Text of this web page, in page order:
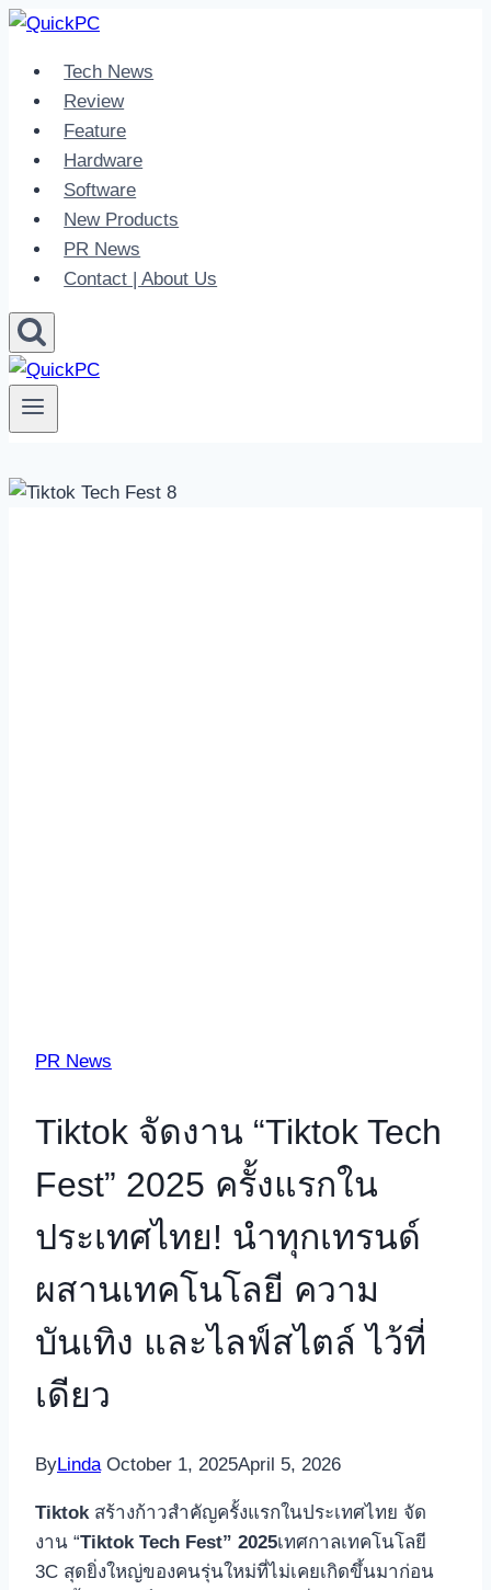
Skip
contentTech News
Review
Feature
Hardware
Software
New Products
PR News
Contact | About Us
PR News
Tiktok จัดงาน “Tiktok Tech
Fest” 2025 ครั้งแรกใน
ประเทศไทย! นำทุกเทรนด์
ผสานเทคโนโลยี ความ
บันเทิง และไลฟ์สไตล์ ไว้ที่
เดียว
ByLinda October 1, 2025April 5, 2026
Tiktok สร้างก้าวสำคัญครั้งแรกในประเทศไทย จัด
งาน “Tiktok Tech Fest” 2025เทศกาลเทคโนโลยี
3C สุดยิ่งใหญ่ของคนรุ่นใหม่ที่ไม่เคยเกิดขึ้นมาก่อน